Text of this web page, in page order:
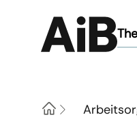
Home